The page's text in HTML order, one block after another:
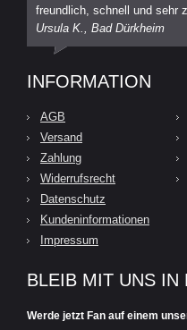
freundlich, schnell und sehr
Ursula K., Bad Dürkheim
INFORMATION
AGB
Versand
Zahlung
Widerrufsrecht
Datenschutz
Kundeninformationen
Impressum
BLEIB MIT UNS IN
Werde jetzt Fan auf einem